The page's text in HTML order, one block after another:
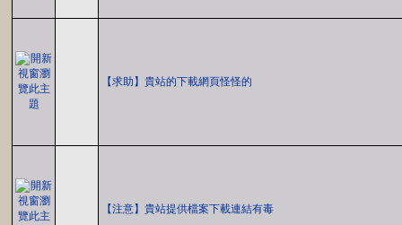
【求助】貴站的下載網頁怪怪的
【注意】貴站提供檔案下載連結有毒